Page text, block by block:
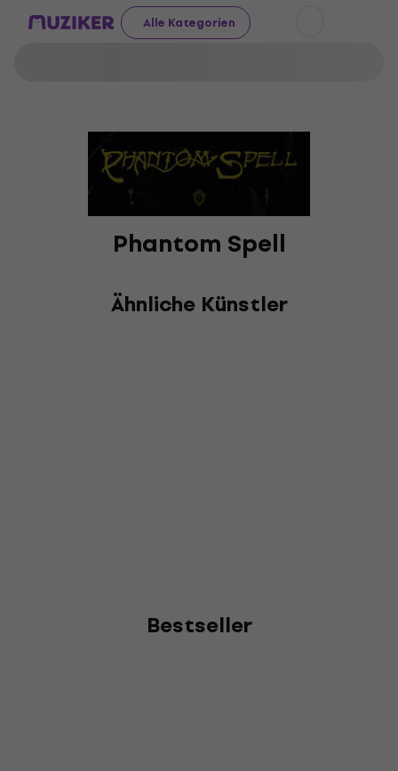
Alle Kategorien
Phantom Spell
Ähnliche Künstler
Bestseller